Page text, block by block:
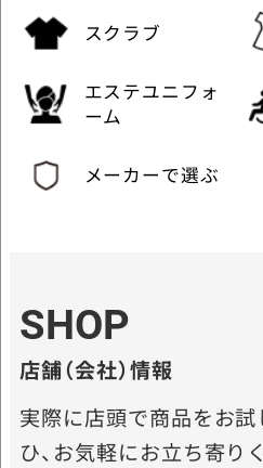
スクラブ
エステユニフォ
ーム
メーカーで選ぶ
SHOP
店舗（会社）情報
実際に店頭で商品をお試
ひ、お気軽にお立ち寄り